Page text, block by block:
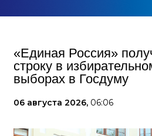
«Единая Россия»
строку в
выборах в Госдуму
06 августа 2026, 06:06